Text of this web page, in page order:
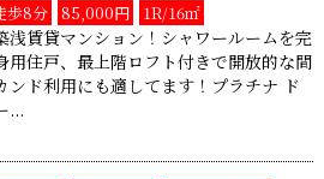
歩8分 85,000円 1R/16㎡
浅賃貸マンション！シャワールームを完
用住戸、最上階ロフト付きで開放的な間
ンド利用にも適してます！プラチナ ド
...